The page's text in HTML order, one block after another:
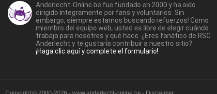
Anderlecht-Online.be fue fundado en 2000 y ha sido
dirigido íntegramente por fans y voluntarios. Sin
embargo, siempre estamos buscando refuerzos! Como
miembro del equipo web, usted es libre de elegir cuándo
trabaja para nosotros y qué hace. ¿Eres fanático de RSC
Anderlecht y te gustaría contribuir a nuestro sitio?
¡Haga clic aquí y complete el formulario!